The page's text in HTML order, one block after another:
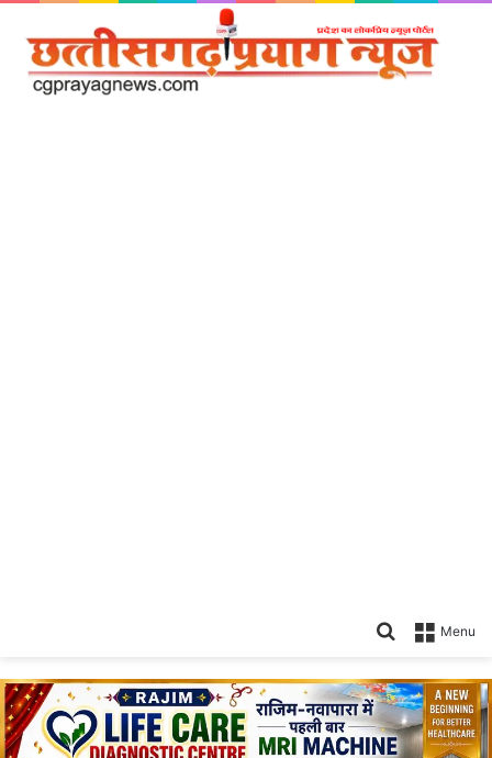
Menu
Search